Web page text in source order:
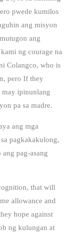
pwede kumilos
ang misyon
ang
ng courage na
Colangco, who is
pero If they
may ipinunlang
pa sa madre.
ang mga
pagkakakulong,
pag-asang
that will
allowance and
hope against
ng kulungan at